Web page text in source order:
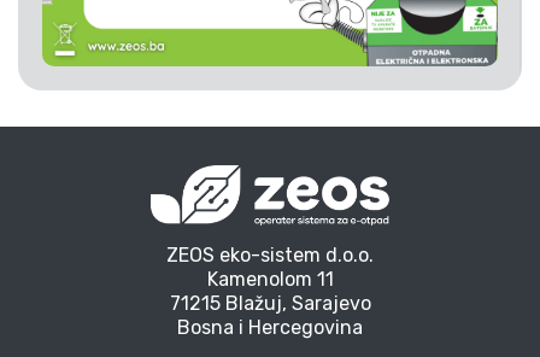
ZEOS eko-sistem d.o.o.
Kamenolom 11
71215 Blažuj, Sarajevo
Bosna i Hercegovina